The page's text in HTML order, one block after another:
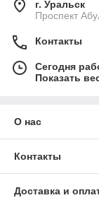
г. Уральск
Проспект
Контакты
Сегодня
Показать
О нас
Контакты
Доставка и